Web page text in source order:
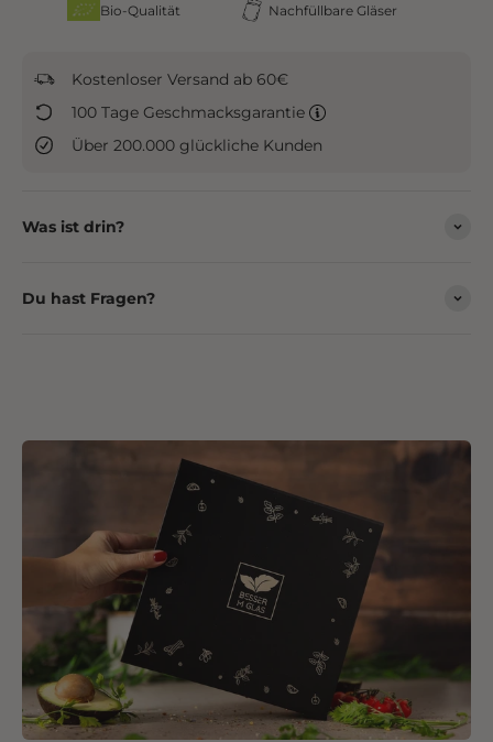
Bio-Qualität Nachfüllbare Gläser
Kostenloser Versand ab 60€
100 Tage Geschmacksgarantie
Über 200.000 glückliche Kunden
Was ist drin?
Du hast Fragen?